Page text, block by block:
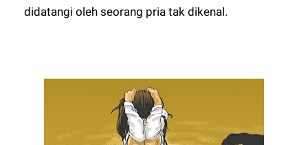
didatangi oleh seorang pria tak dikenal.